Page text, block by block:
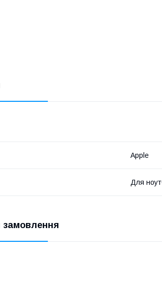
Apple
Для
замовлення